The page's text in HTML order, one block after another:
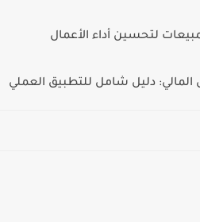
لتحسين أداء الأعمال
المالي: دليل شامل للتطبيق العملي